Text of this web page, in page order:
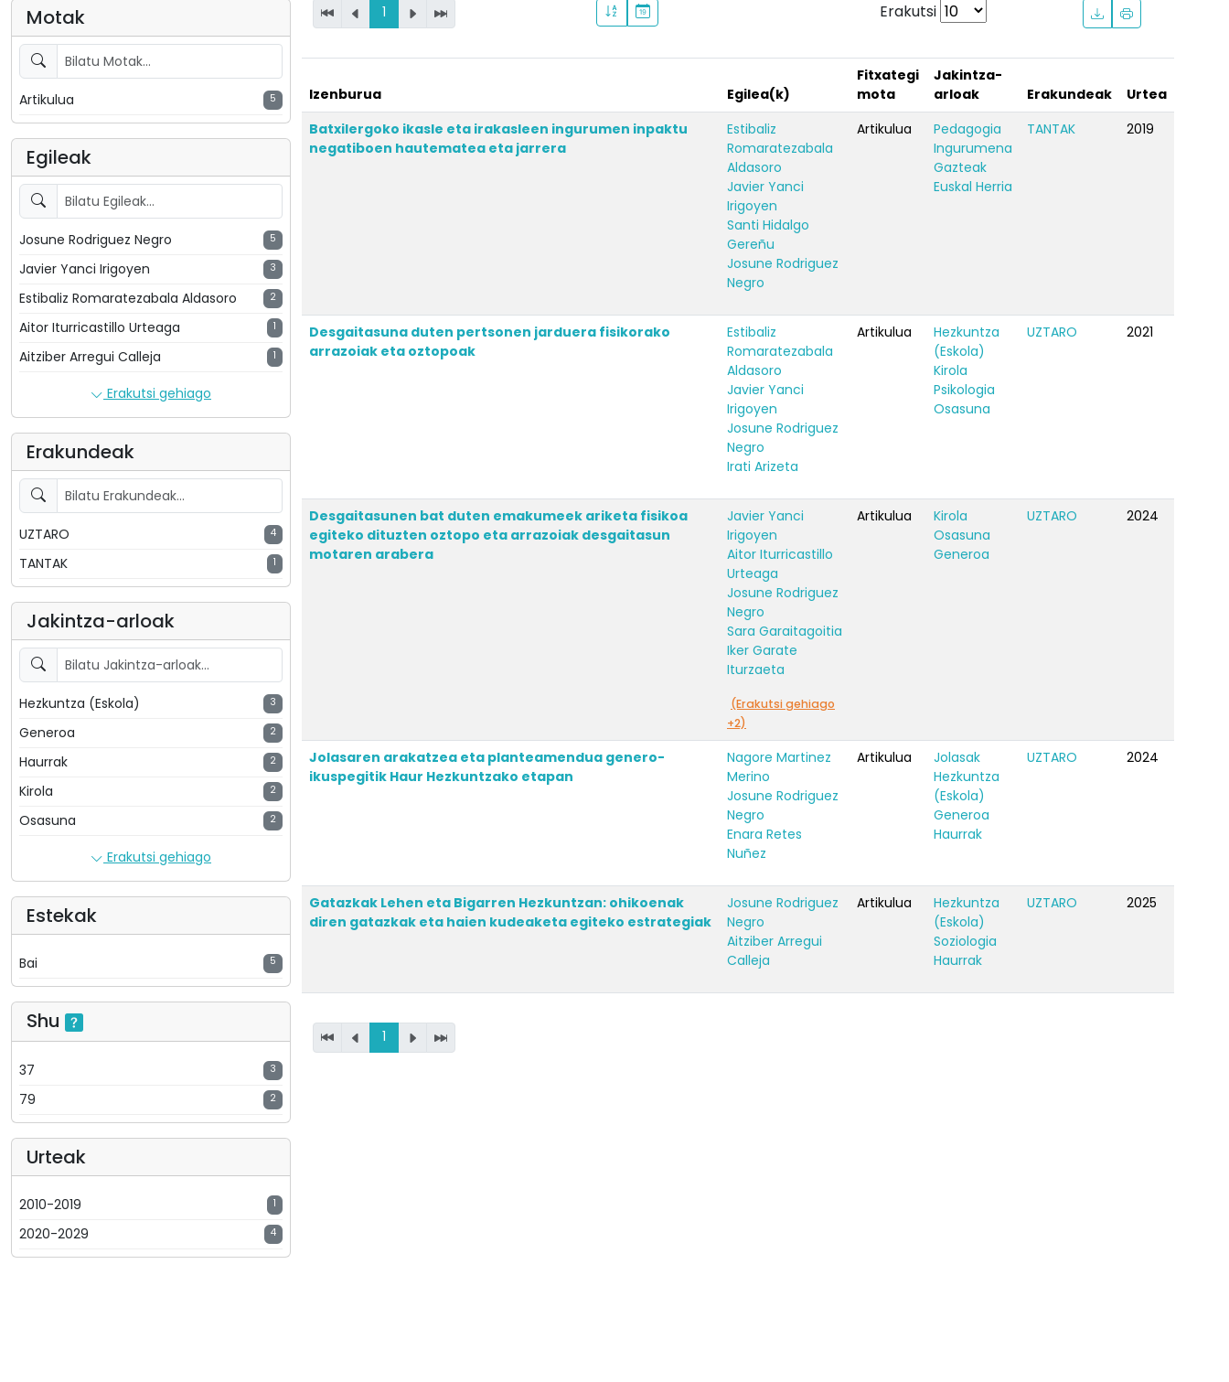
Motak
Artikulua 5
Egileak
Josune Rodriguez Negro 5
Javier Yanci Irigoyen 3
Estibaliz Romaratezabala Aldasoro 2
Aitor Iturricastillo Urteaga 1
Aitziber Arregui Calleja 1
Erakutsi gehiago
Erakundeak
UZTARO 4
TANTAK 1
Jakintza-arloak
Hezkuntza (Eskola) 3
Generoa 2
Haurrak 2
Kirola 2
Osasuna 2
Erakutsi gehiago
Estekak
Bai 5
Shu
37 3
79 2
Urteak
2010-2019 1
2020-2029 4
1 Erakutsi
Izenburua Egilea(k)
Fitxategi
mota
Jakintza-
arloak
Erakundeak
Urtea
Batxilergoko ikasle eta irakasleen ingurumen inpaktu
negatiboen hautematea eta jarrera
Estibaliz
Romaratezabala
Aldasoro
Javier Yanci
Irigoyen
Santi Hidalgo
Gereñu
Josune Rodriguez
Negro
Artikulua
Pedagogia
Ingurumena
Gazteak
Euskal Herria
TANTAK 2019
Desgaitasuna duten pertsonen jarduera fisikorako
arrazoiak eta oztopoak
Estibaliz
Romaratezabala
Aldasoro
Javier Yanci
Irigoyen
Josune Rodriguez
Negro
Irati Arizeta
Artikulua
Hezkuntza
(Eskola)
Kirola
Psikologia
Osasuna
UZTARO 2021
Desgaitasunen bat duten emakumeek ariketa fisikoa
egiteko dituzten oztopo eta arrazoiak desgaitasun
motaren arabera
Javier Yanci
Irigoyen
Aitor Iturricastillo
Urteaga
Josune Rodriguez
Negro
Sara Garaitagoitia
Iker Garate
Iturzaeta
(Erakutsi gehiago
+2)
Artikulua
Kirola
Osasuna
Generoa
UZTARO 2024
Jolasaren arakatzea eta planteamendua genero-
ikuspegitik Haur Hezkuntzako etapan
Nagore Martinez
Merino
Josune Rodriguez
Negro
Enara Retes
Nuñez
Artikulua
Jolasak
Hezkuntza
(Eskola)
Generoa
Haurrak
UZTARO 2024
Gatazkak Lehen eta Bigarren Hezkuntzan: ohikoenak
diren gatazkak eta haien kudeaketa egiteko estrategiak
Josune Rodriguez
Negro
Aitziber Arregui
Calleja
Artikulua
Hezkuntza
(Eskola)
Soziologia
Haurrak
UZTARO 2025
1